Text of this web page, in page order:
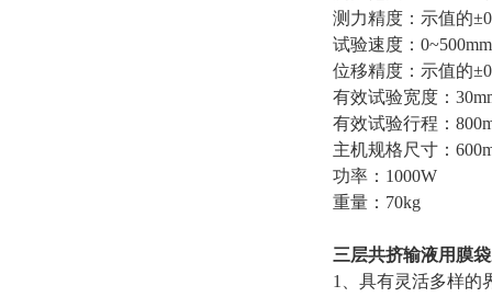
测力精度：示值的
试验速度：
位移精度：示值的
有效试验宽度：
有效试验行程：
主机规格尺寸：
功率：1000W
重量：70kg
三层共挤输液用膜
1、具有灵活多样的